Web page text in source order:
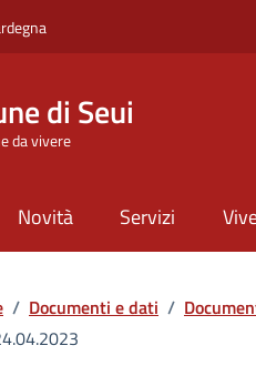
di Seui
da vivere
Novità Servizi
/ Documenti e dati /